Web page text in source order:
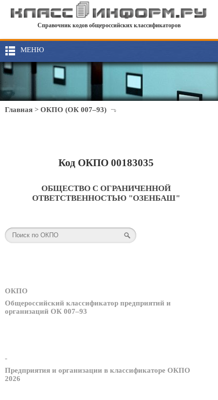
Справочник кодов общероссийских классификаторов
МЕНЮ
Главная > ОКПО (ОК 007–93)
Код ОКПО 00183035
ОБЩЕСТВО С ОГРАНИЧЕННОЙ
ОТВЕТСТВЕННОСТЬЮ "ОЗЕНБАШ"
ОКПО
Общероссийский классификатор предприятий и
организаций ОК 007–93
-
Предприятия и организации в классификаторе ОКПО
2026